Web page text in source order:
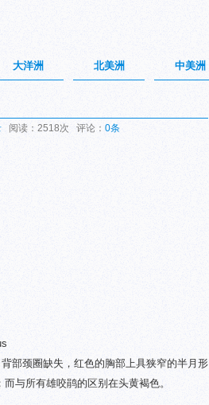
大洋洲 北美洲 中美洲
阅读：2518次 评论： 0条
部颈圈缺失，红色的胸部上具狭窄的半月形
与所有雄咬鹃的区别在头黄褐色。